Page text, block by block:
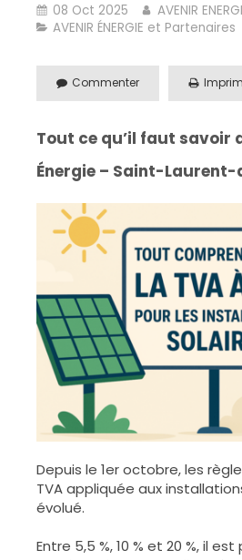
08 Oct 2025
AVENIR
AVENIR ÉNERGIE et Partenaires
Commenter
Tout ce qu’il faut savoir
Énergie – Saint-
Depuis le 1er octobre, les
TVA appliquée aux
évolué.
Entre 5,5 %, 10 % et 20 %, il